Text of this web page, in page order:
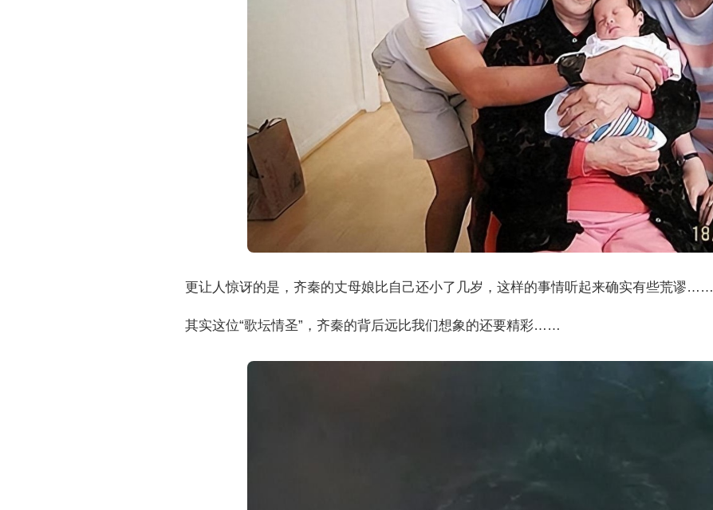
更让人惊讶的是，齐秦的丈母娘比自己还小了几岁，这样的事情听起来确实有些荒谬……
其实这位“歌坛情圣”，齐秦的背后远比我们想象的还要精彩……